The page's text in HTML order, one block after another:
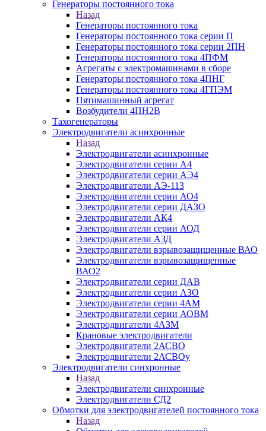
Генераторы постоянного тока
Назад
Генераторы постоянного тока
Генераторы постоянного тока серии П
Генераторы постоянного тока серии 2ПН
Генераторы постоянного тока 4ПФМ
Агрегаты с электромашинами в сборе
Генераторы постоянного тока 4ПНГ
Генераторы постоянного тока 4ГПЭМ
Пятимашинный агрегат
Возбудители 4ПН2В
Тахогенераторы
Электродвигатели асинхронные
Назад
Электродвигатели асинхронные
Электродвигатели серии А4
Электродвигатели серии АЭ4
Электродвигатели АЭ-113
Электродвигатели серии АО4
Электродвигатели серии ДАЗО
Электродвигатели АК4
Электродвигатели серии АОД
Электродвигатели АЗД
Электродвигатели взрывозащищенные ВАО
Электродвигатели взрывозащищенные
ВАО2
Электродвигатели серии ДАВ
Электродвигатели серии АЗО
Электродвигатели серии 4АМ
Электродвигатели серии АОВМ
Электродвигатели 4АЗМ
Крановые электродвигатели
Электродвигатели 2АСВО
Электродвигатели 2АСВОу
Электродвигатели синхронные
Назад
Электродвигатели синхронные
Электродвигатели СД2
Обмотки для электродвигателей постоянного тока
Назад